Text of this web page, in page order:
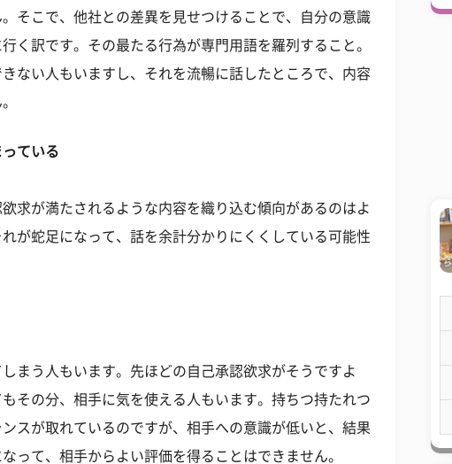
そこで、他社との差異を見せつけることで、自分の意識
く訳です。その最たる行為が専門用語を羅列すること。
ない人もいますし、それを流暢に話したところで、内容
ている
求が満たされるような内容を織り込む傾向があるのはよ
が蛇足になって、話を余計分かりにくくしている可能性
まう人もいます。先ほどの自己承認欲求がそうですよ
その分、相手に気を使える人もいます。持ちつ持たれつ
スが取れているのですが、相手への意識が低いと、結果
って、相手からよい評価を得ることはできません。